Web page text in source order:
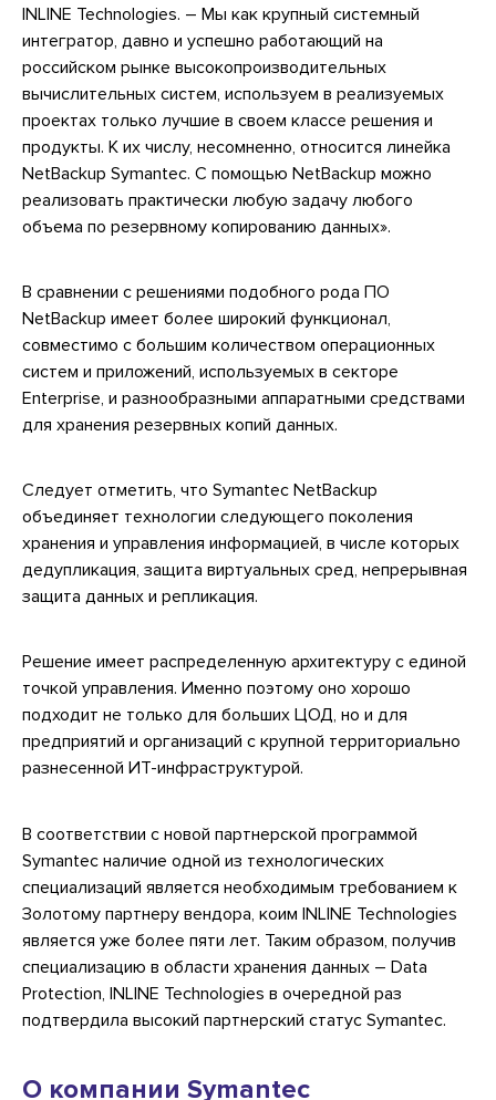
INLINE Technologies. – Мы как крупный системный
интегратор, давно и успешно работающий на
российском рынке высокопроизводительных
вычислительных систем, используем в реализуемых
проектах только лучшие в своем классе решения и
продукты. К их числу, несомненно, относится линейка
NetBackup Symantec. С помощью NetBackup можно
реализовать практически любую задачу любого
объема по резервному копированию данных».
В сравнении с решениями подобного рода ПО
NetBackup имеет более широкий функционал,
совместимо с большим количеством операционных
систем и приложений, используемых в секторе
Enterprise, и разнообразными аппаратными средствами
для хранения резервных копий данных.
Следует отметить, что Symantec NetBackup
объединяет технологии следующего поколения
хранения и управления информацией, в числе которых
дедупликация, защита виртуальных сред, непрерывная
защита данных и репликация.
Решение имеет распределенную архитектуру с единой
точкой управления. Именно поэтому оно хорошо
подходит не только для больших ЦОД, но и для
предприятий и организаций с крупной территориально
разнесенной ИТ-инфраструктурой.
В соответствии с новой партнерской программой
Symantec наличие одной из технологических
специализаций является необходимым требованием к
Золотому партнеру вендора, коим INLINE Technologies
является уже более пяти лет. Таким образом, получив
специализацию в области хранения данных – Data
Protection, INLINE Technologies в очередной раз
подтвердила высокий партнерский статус Symantec.
О компании Symantec